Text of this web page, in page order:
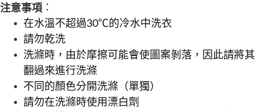
注意事項 ：
在水溫不超過30℃的冷水中洗衣
請勿乾洗
洗滌時，由於摩擦可能會使圖案剝落，因此請將其
翻過來進行洗滌
不同的顏色分開洗滌（單獨）
請勿在洗滌時使用漂白劑